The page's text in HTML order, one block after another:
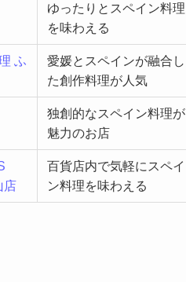
ゆったりとスペイン料理
を味わえる
ふ
愛媛とスペインが融合し
た創作料理が人気
独創的なスペイン料理が
魅力のお店
店
百貨店内で気軽にスペイ
ン料理を味わえる